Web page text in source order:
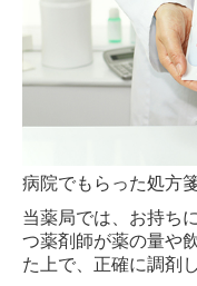
病院でもらった処方
当薬局では、お持ち
つ薬剤師が薬の量や
た上で、正確に調剤